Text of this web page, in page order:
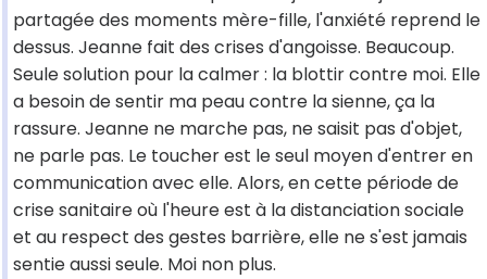
partagée des moments mère-fille, l'anxiété reprend le
dessus. Jeanne fait des crises d'angoisse. Beaucoup.
Seule solution pour la calmer : la blottir contre moi. Elle
a besoin de sentir ma peau contre la sienne, ça la
rassure. Jeanne ne marche pas, ne saisit pas d'objet,
ne parle pas. Le toucher est le seul moyen d'entrer en
communication avec elle. Alors, en cette période de
crise sanitaire où l'heure est à la distanciation sociale
et au respect des gestes barrière, elle ne s'est jamais
sentie aussi seule. Moi non plus.